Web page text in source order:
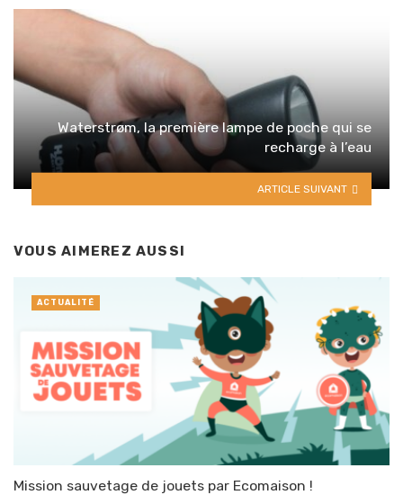
Waterstrøm, la première lampe de poche qui se
recharge à l’eau
ARTICLE SUIVANT
VOUS AIMEREZ AUSSI
Mission sauvetage de jouets par Ecomaison !
ACTUALITÉ